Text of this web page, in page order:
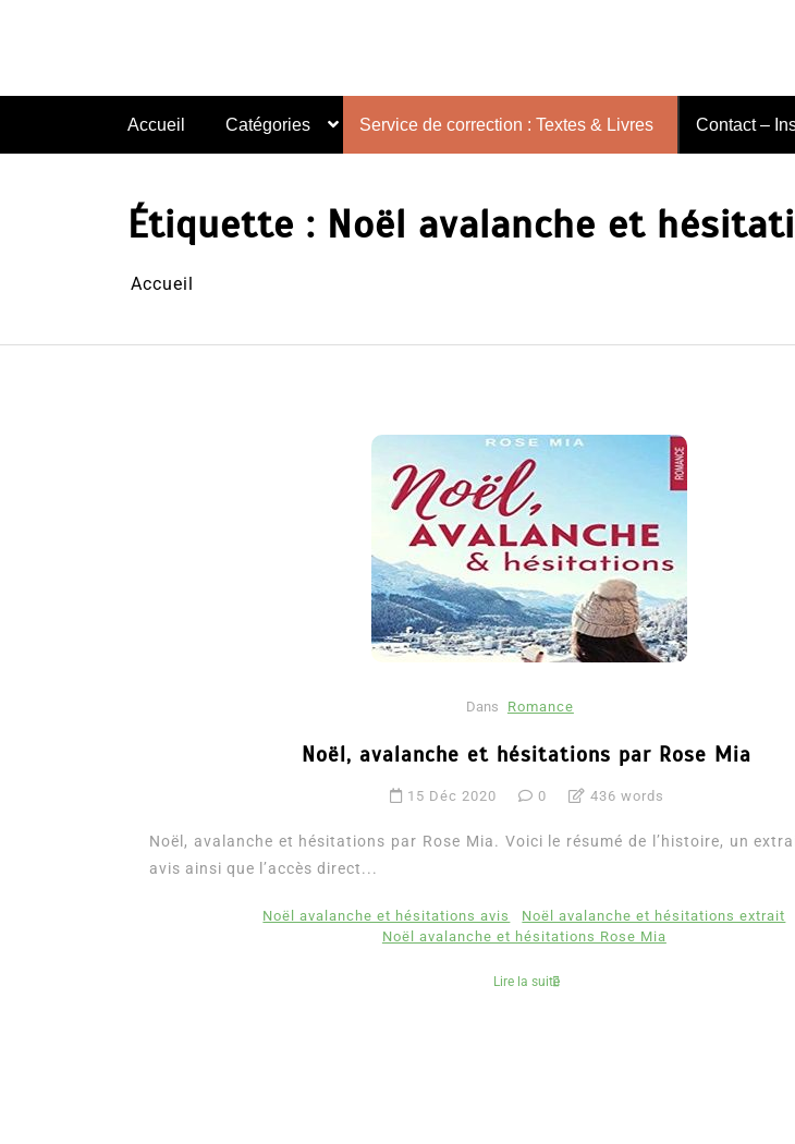
Accueil Catégories Service de correction : Textes & Livres Contact –
Étiquette : Noël avalanche et
Accueil
Dans Romance
Noël, avalanche et hésitations par Rose Mia
15 Déc 2020 0 436 words
Noël, avalanche et hésitations par Rose Mia. Voici le résumé de l’histoire, un
avis ainsi que l’accès direct...
Noël avalanche et hésitations avis
Noël avalanche et hésitations extrait
Noël avalanche et hésitations Rose Mia
Lire la suite
Romance
Romances – l’actualité : été
2026
6 Juil 2026 0
littérature sentimentale romance
8 Juil 2026 0 4